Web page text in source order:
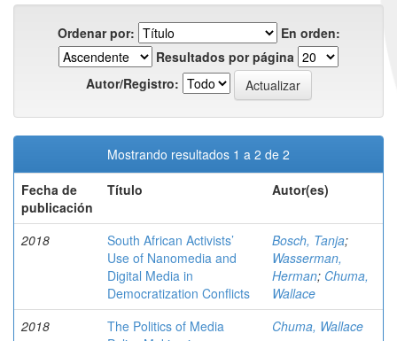
Ordenar por:
En orden:
Resultados por página
Autor/Registro:
Mostrando resultados 1 a 2 de 2
Fecha de
publicación
Título Autor(es)
2018
South African Activists’
Use of Nanomedia and
Digital Media in
Democratization Conflicts
Bosch, Tanja;
Wasserman,
Herman; Chuma,
Wallace
2018
The Politics of Media
Chuma, Wallace